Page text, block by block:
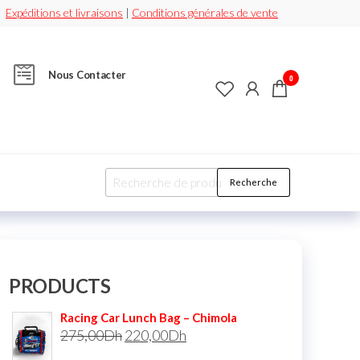
Expéditions et livraisons | Conditions générales de vente
Nous Contacter 0
Recherche
PRODUCTS
Racing Car Lunch Bag – Chimola
275,00Dh220,00Dh